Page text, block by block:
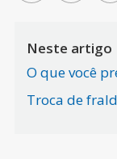
Neste artigo
O que você
Troca de